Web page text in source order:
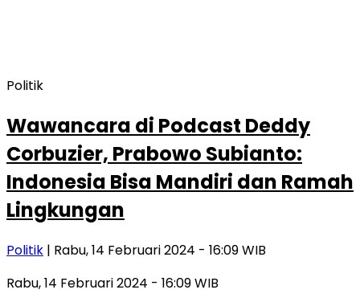
Politik
Wawancara di Podcast Deddy
Corbuzier, Prabowo Subianto:
Indonesia Bisa Mandiri dan Ramah
Lingkungan
Politik | Rabu, 14 Februari 2024 - 16:09 WIB
Rabu, 14 Februari 2024 - 16:09 WIB